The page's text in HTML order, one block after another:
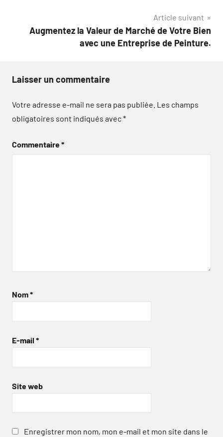
Article suivant
Augmentez la Valeur de Marché de Votre Bien
avec une Entreprise de Peinture.
Laisser un commentaire
Votre adresse e-mail ne sera pas publiée. Les champs
obligatoires sont indiqués avec*
Commentaire*
Nom*
E-mail *
Site web
Enregistrer mon nom, mon e-mail et mon site dans le